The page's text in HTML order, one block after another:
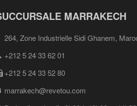
MARRAKECH
264, Zone Industrielle Sidi Ghanem,
+212 5 24 33 62 01
+212 5 24 33 52 80
marrakech@revetou.com